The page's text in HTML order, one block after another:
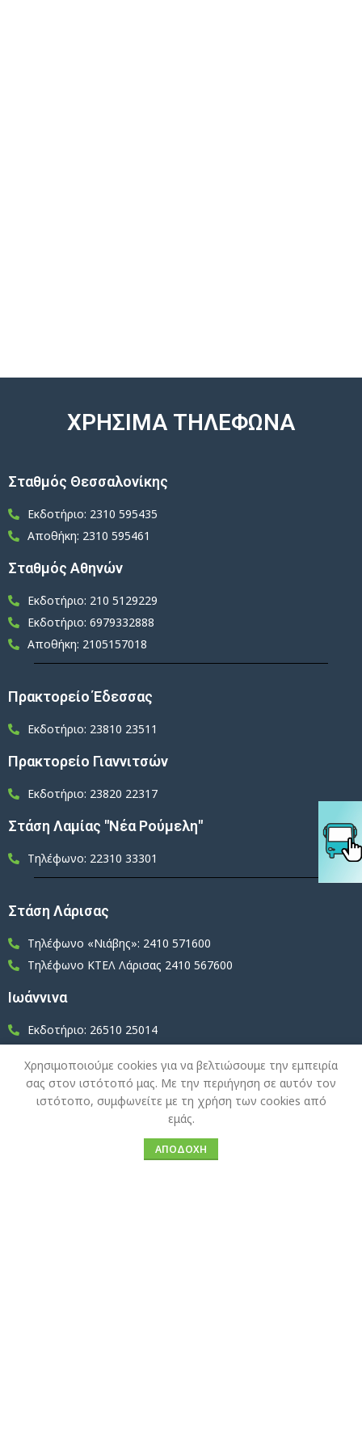
ΧΡΗΣΙΜΑ ΤΗΛΕΦΩΝΑ
Σταθμός Θεσσαλονίκης
Εκδοτήριο: 2310 595435
Αποθήκη: 2310 595461
Σταθμός Αθηνών
Εκδοτήριο: 210 5129229
Εκδοτήριο: 6979332888
Αποθήκη: 2105157018
Πρακτορείο Έδεσσας
Εκδοτήριο: 23810 23511
Πρακτορείο Γιαννιτσών
Εκδοτήριο: 23820 22317
Στάση Λαμίας "Νέα Ρούμελη"
Τηλέφωνο: 22310 33301
Στάση Λάρισας
Τηλέφωνο «Νιάβης»: 2410 571600
Τηλέφωνο ΚΤΕΛ Λάρισας 2410 567600
Ιωάννινα
Εκδοτήριο: 26510 25014
Κοζάνη
Εκδοτήριο: 24610 34455
Χρησιμοποιούμε cookies για να βελτιώσουμε την εμπειρία
σας στον ιστότοπό μας. Με την περιήγηση σε αυτόν τον
ιστότοπο, συμφωνείτε με τη χρήση των cookies από
εμάς.
ΑΠΟΔΟΧΉ